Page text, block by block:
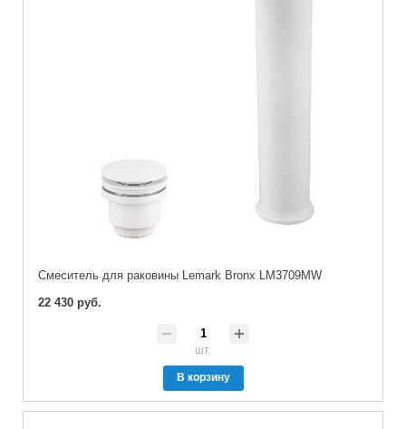
Cмеситель для раковины Lemark Bronx LM3709MW
22 430 руб.
шт.
В корзину